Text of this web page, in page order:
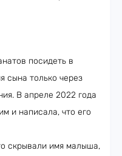
посидеть в
сына только через
В апреле 2022 года
и написала, что его
скрывали имя малыша,